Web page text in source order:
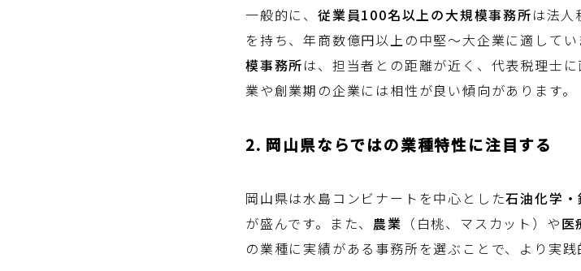
一般的に、 従業員100名以上の大規模事務所は法人
を持ち、年商数億円以上の中堅〜大企業に適して
模事務所は、担当者との距離が近く、代表税理士
業や創業期の企業には相性が良い傾向があります。
2. 岡山県ならではの業種特性に注目する
岡山県は水島コンビナートを中心とした石油化学
が盛んです。また、 農業 （白桃、マスカット）や医
の業種に実績がある事務所を選ぶことで、より実践